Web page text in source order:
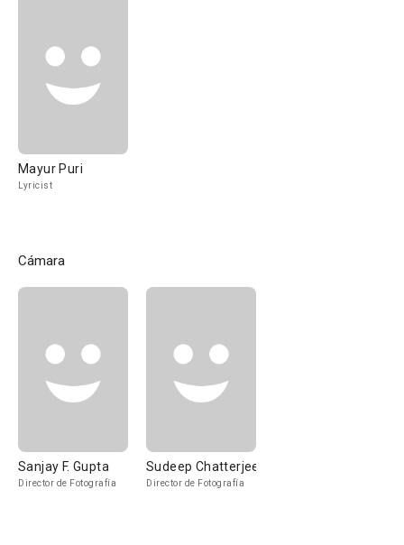
Mayur Puri
Lyricist
Cámara
Sanjay F. Gupta
Director de Fotografía
Sudeep Chatterjee
Director de Fotografía